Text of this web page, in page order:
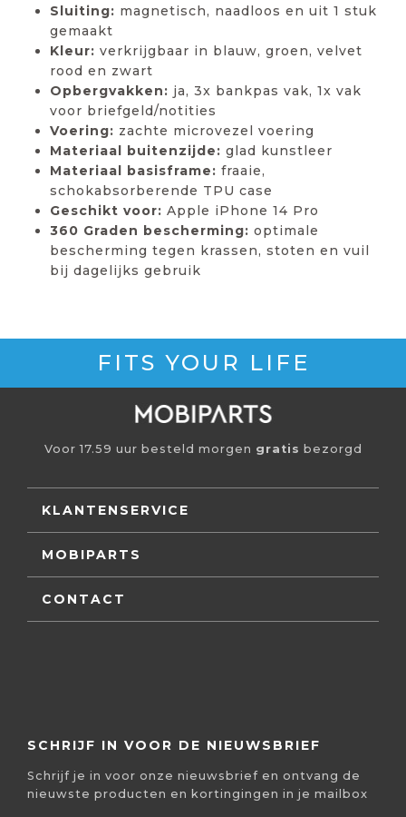
Sluiting: magnetisch, naadloos en uit 1 stuk
gemaakt
Kleur: verkrijgbaar in blauw, groen, velvet
rood en zwart
Opbergvakken: ja, 3x bankpas vak, 1x vak
voor briefgeld/notities
Voering: zachte microvezel voering
Materiaal buitenzijde: glad kunstleer
Materiaal basisframe: fraaie,
schokabsorberende TPU case
Geschikt voor: Apple iPhone 14 Pro
360 Graden bescherming: optimale
bescherming tegen krassen, stoten en vuil
bij dagelijks gebruik
FITS YOUR LIFE
Voor 17.59 uur besteld morgen gratis bezorgd
KLANTENSERVICE
MOBIPARTS
CONTACT
SCHRIJF IN VOOR DE NIEUWSBRIEF
Schrijf je in voor onze nieuwsbrief en ontvang de
nieuwste producten en kortingingen in je mailbox